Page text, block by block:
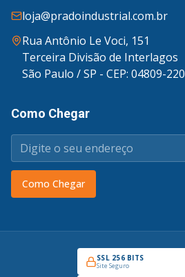
loja@pradoindustrial.com.br
Rua Antônio Le Voci, 151
Terceira Divisão de Interlagos
São Paulo / SP - CEP: 04809-220
Como Chegar
Como Chegar
SSL 256 BITS
Site Seguro